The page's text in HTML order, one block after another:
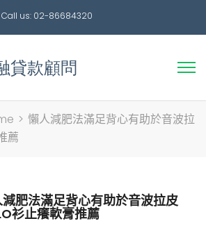
Call us: 02-86684320
搜
> 懶人減肥法滿足背心有助於音波拉
薦
肥法滿足背心有助於音波拉皮
衫止癢軟膏推薦